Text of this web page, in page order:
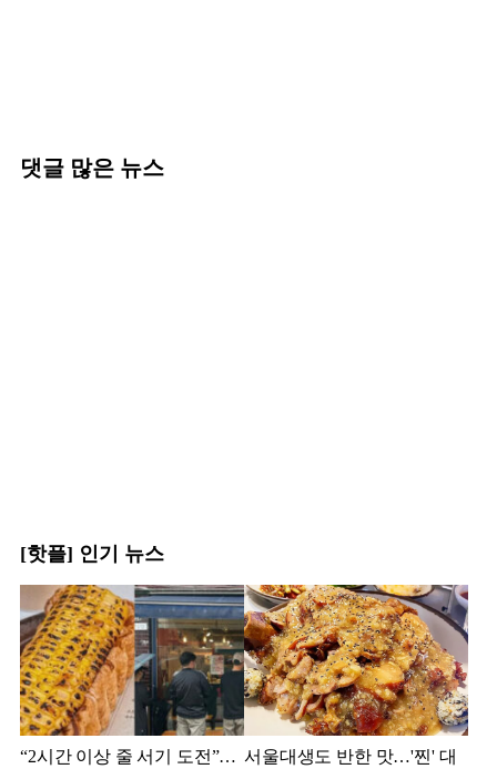
댓글 많은 뉴스
[핫플] 인기 뉴스
“2시간 이상 줄 서기 도전”… 서울대생도 반한 맛…'찐' 대